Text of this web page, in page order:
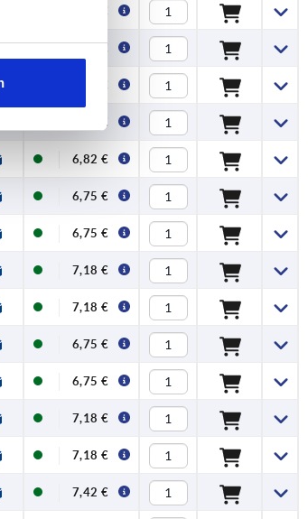
2,5 100
6,37 €
1 2,5 100
6,37 €
2,5 100
6,37 €
2,5 100
6,82 €
2,5 100
6,82 €
4 120
6,75 €
4 120
6,75 €
4 120
7,18 €
4 120
7,18 €
4 120
6,75 €
4 120
6,75 €
4 120
7,18 €
4 120
7,18 €
8 350
7,42 €